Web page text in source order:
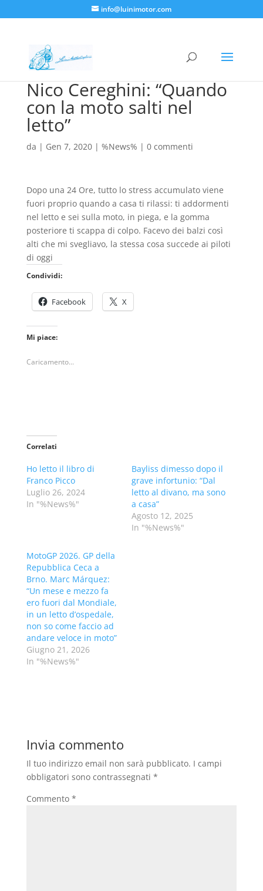
info@luinimotor.com
Nico Cereghini: “Quando
con la moto salti nel
letto”
da | Gen 7, 2020| %News% | 0 commenti
Dopo una 24 Ore, tutto lo stress accumulato viene
fuori proprio quando a casa ti rilassi: ti addormenti
nel letto e sei sulla moto, in piega, e la gomma
posteriore ti scappa di colpo. Facevo dei balzi così
alti che mi svegliavo, la stessa cosa succede ai piloti
di oggi
Condividi:
Facebook X
Mi piace:
Caricamento...
Correlati
Ho letto il libro di
Franco Picco
Luglio 26, 2024
In "%News%"
Bayliss dimesso dopo il
grave infortunio: “Dal
letto al divano, ma sono
a casa”
Agosto 12, 2025
In "%News%"
MotoGP 2026. GP della
Repubblica Ceca a
Brno. Marc Márquez:
“Un mese e mezzo fa
ero fuori dal Mondiale,
in un letto d’ospedale,
non so come faccio ad
andare veloce in moto”
Giugno 21, 2026
In "%News%"
Invia commento
Il tuo indirizzo email non sarà pubblicato. I campi
obbligatori sono contrassegnati *
Commento *